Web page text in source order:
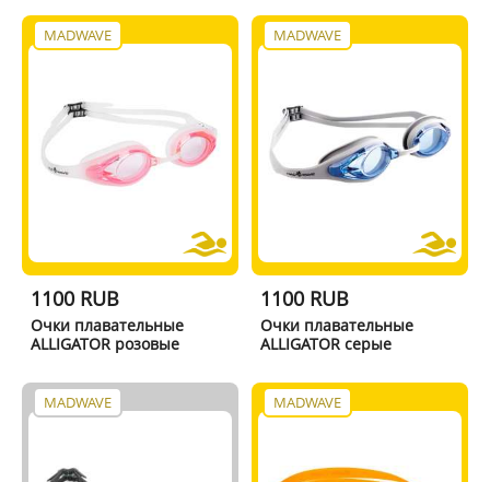
MADWAVE
1100 RUB
Очки плавательные
ALLIGATOR розовые
MADWAVE
1100 RUB
Очки плавательные
ALLIGATOR серые
MADWAVE MADWAVE